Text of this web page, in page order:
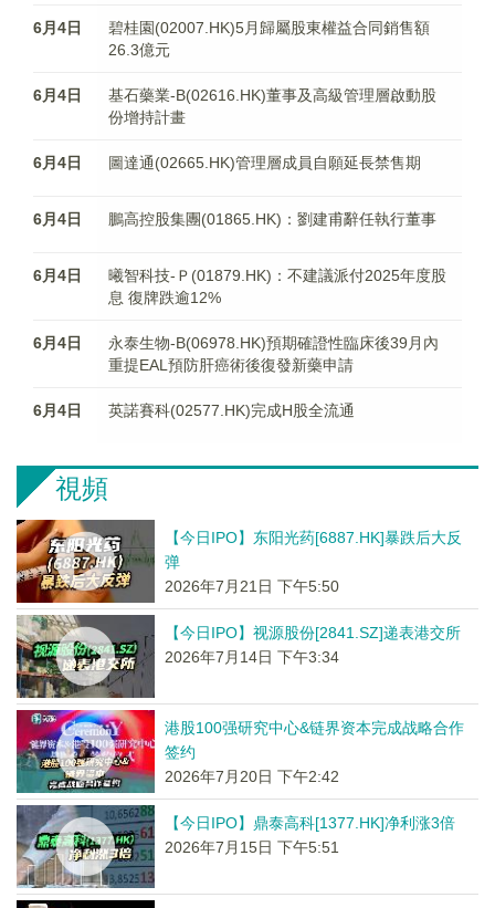
6月4日
碧桂園(02007.HK)5月歸屬股東權益合同銷售額
26.3億元
6月4日
基石藥業-B(02616.HK)董事及高級管理層啟動股
份增持計畫
6月4日 圖達通(02665.HK)管理層成員自願延長禁售期
6月4日 鵬高控股集團(01865.HK)：劉建甫辭任執行董事
6月4日
曦智科技-Ｐ(01879.HK)：不建議派付2025年度股
息 復牌跌逾12%
6月4日
永泰生物-B(06978.HK)預期確證性臨床後39月內
重提EAL預防肝癌術後復發新藥申請
6月4日 英諾賽科(02577.HK)完成H股全流通
視頻
【今日IPO】东阳光药[6887.HK]暴跌后大反
弹
2026年7月21日 下午5:50
【今日IPO】视源股份[2841.SZ]递表港交所
2026年7月14日 下午3:34
港股100强研究中心&链界资本完成战略合作
签约
2026年7月20日 下午2:42
【今日IPO】鼎泰高科[1377.HK]净利涨3倍
2026年7月15日 下午5:51